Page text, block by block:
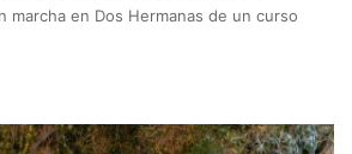
marcha en Dos Hermanas de un curso